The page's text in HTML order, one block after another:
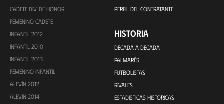
CADETE DIV. DE HONOR
FEMENINO CADETE
INFANTIL 2012
INFANTIL 2010
INFANTIL 2013
FEMENINO INFANTIL
ALEVÍN 2012
ALEVÍN 2014
PERFIL DEL CONTRATANTE
HISTORIA
DÉCADA A DÉCADA
PALMARÉS
FUTBOLISTAS
RIVALES
ESTADÍSTICAS HISTÓRICAS